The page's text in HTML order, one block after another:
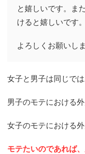
と嬉しいです。ま
けると嬉しいです。
よろしくお願いしま
女子と男子は同じでは
男子のモテにおける外
女子のモテにおける外
モテたいのであれば